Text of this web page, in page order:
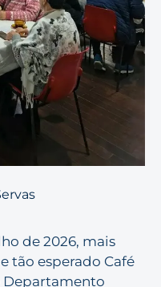
de 2026, mais
tão esperado Café
Departamento